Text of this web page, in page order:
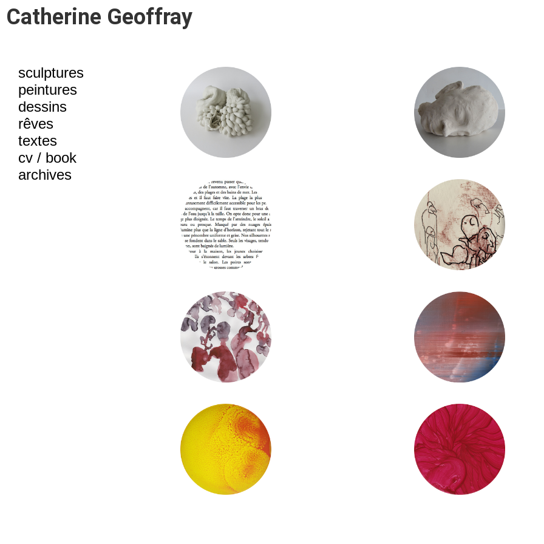
Catherine Geoffray
sculptures
peintures
dessins
rêves
textes
cv / book
archives